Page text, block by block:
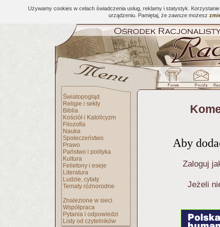
Używamy cookies w celach świadczenia usług, reklamy i statystyk.
urządzeniu. Pamiętaj, że zawsze możesz
Światopogląd
Religie i sekty
Biblia
Kościół i Katolicyzm
Filozofia
Nauka
Społeczeństwo
Prawo
Państwo i polityka
Kultura
Felietony i eseje
Literatura
Ludzie, cytaty
Tematy różnorodne
Znalezione w sieci
Współpraca
Pytania i odpowiedzi
Listy od czytelników
Aby
Zaloguj
Jeżeli